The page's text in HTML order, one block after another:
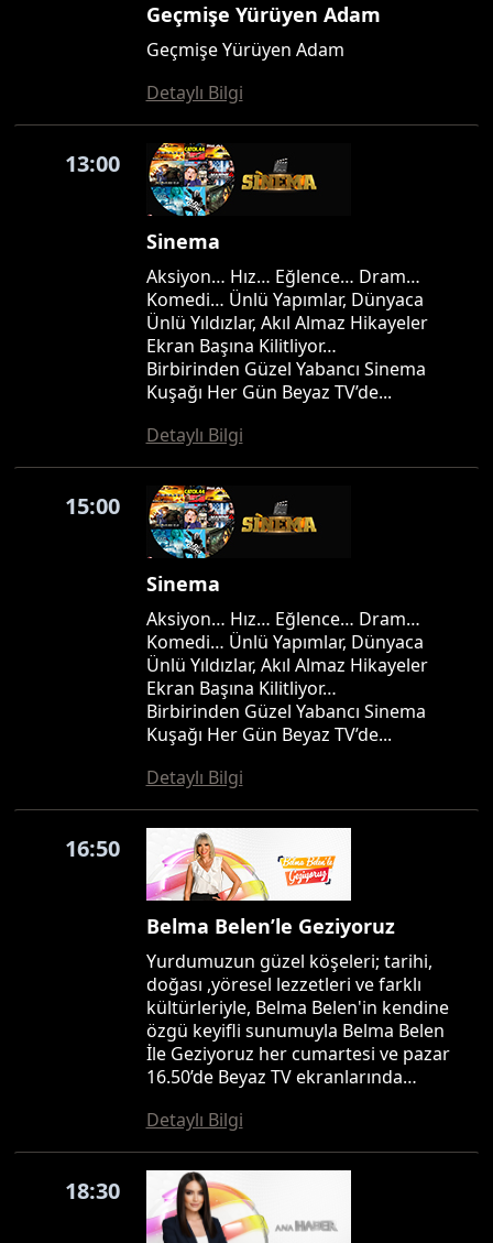
Geçmişe Yürüyen Adam
Geçmişe Yürüyen Adam
Detaylı Bilgi
13:00
Sinema
Aksiyon… Hız… Eğlence… Dram…
Komedi… Ünlü Yapımlar, Dünyaca
Ünlü Yıldızlar, Akıl Almaz Hikayeler
Ekran Başına Kilitliyor…
Birbirinden Güzel Yabancı Sinema
Kuşağı Her Gün Beyaz TV’de...
Detaylı Bilgi
15:00
Sinema
Aksiyon… Hız… Eğlence… Dram…
Komedi… Ünlü Yapımlar, Dünyaca
Ünlü Yıldızlar, Akıl Almaz Hikayeler
Ekran Başına Kilitliyor…
Birbirinden Güzel Yabancı Sinema
Kuşağı Her Gün Beyaz TV’de...
Detaylı Bilgi
16:50
Belma Belen’le Geziyoruz
Yurdumuzun güzel köşeleri; tarihi,
doğası ,yöresel lezzetleri ve farklı
kültürleriyle, Belma Belen'in kendine
özgü keyifli sunumuyla Belma Belen
İle Geziyoruz her cumartesi ve pazar
16.50’de Beyaz TV ekranlarında…
Detaylı Bilgi
18:30